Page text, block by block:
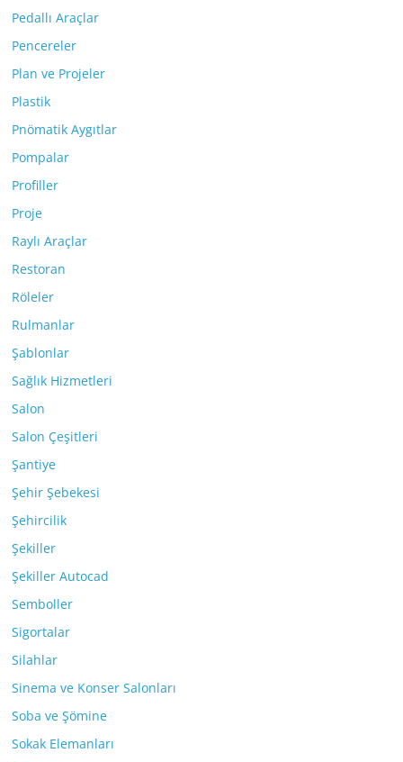
Pedallı Araçlar
Pencereler
Plan ve Projeler
Plastik
Pnömatik Aygıtlar
Pompalar
Profiller
Proje
Raylı Araçlar
Restoran
Röleler
Rulmanlar
Şablonlar
Sağlık Hizmetleri
Salon
Salon Çeşitleri
Şantiye
Şehir Şebekesi
Şehircilik
Şekiller
Şekiller Autocad
Semboller
Sigortalar
Silahlar
Sinema ve Konser Salonları
Soba ve Şömine
Sokak Elemanları